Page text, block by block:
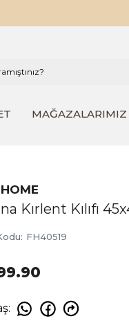
MAĞAZALARIMIZ
Kırlent Kılıfı
: FH40519
: